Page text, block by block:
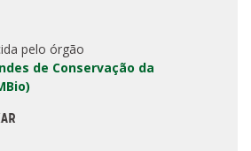
pelo órgão
de Conservação da